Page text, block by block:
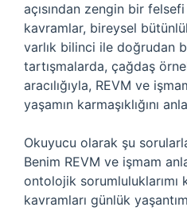
açısından zengin bir
kavramlar, bireysel
varlık bilinci ile doğrudan
tartışmalarda, çağdaş
aracılığıyla, REVM ve
yaşamın karmaşıklığını
Okuyucu olarak şu
Benim REVM ve işmam
ontolojik sorumluluklarımı
kavramları günlük